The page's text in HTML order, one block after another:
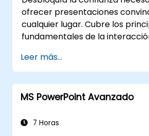
ofrecer presentaciones
cualquier lugar. Cubre los
fundamentales de la
del miedo al escenario
en contextos reales. Guía a
por la estructuración de
impactantes, la construcción
diapositivas y el cierre con
Leer más...
MS PowerPoint Avanzado
7 Horas